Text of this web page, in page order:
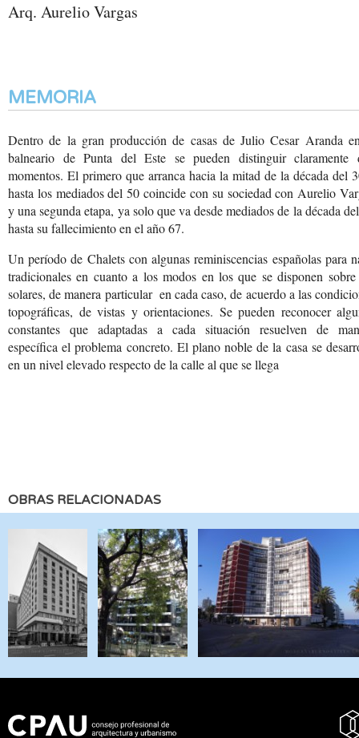
Arq. Aurelio Vargas
MEMORIA
Dentro de la gran producción de casas de Julio Cesar Aranda
balneario de Punta del Este se pueden distinguir claramente
momentos. El primero que arranca hacia la mitad de la década del
hasta los mediados del 50 coincide con su sociedad con Aurelio
y una segunda etapa, ya solo que va desde mediados de la década
hasta su fallecimiento en el año 67.
Un período de Chalets con algunas reminiscencias españolas para
tradicionales en cuanto a los modos en los que se disponen
solares, demanera particular en cada caso, de acuerdoa las
topográficas, de vistas y orientaciones. Se pueden reconocer
constantes que adaptadas a cada situación resuelven de
específica el problema concreto. El plano noble de la casa se
en un nivel elevado respecto de la calle al que se llega
OBRAS RELACIONADAS